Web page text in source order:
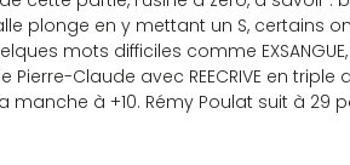
plonge en y mettant un S, certains
mots difficiles comme EXSANGUE,
Pierre-Claude avec REECRIVE en
manche à +10. Rémy Poulat suit à 29